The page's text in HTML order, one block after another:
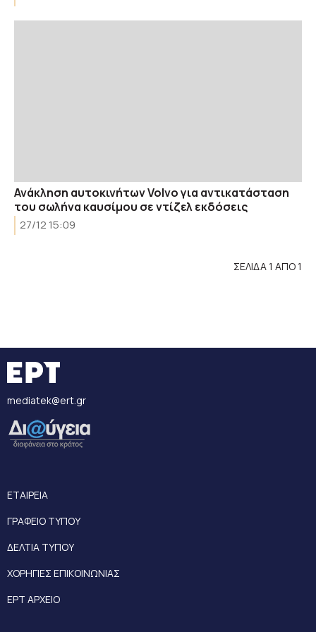
Ανάκληση αυτοκινήτων Volvo για αντικατάσταση
του σωλήνα καυσίμου σε ντίζελ εκδόσεις
27/12 15:09
ΣΕΛΙΔΑ 1 ΑΠΟ 1
mediatek@ert.gr
ΕΤΑΙΡΕΙΑ
ΓΡΑΦΕΙΟ ΤΥΠΟΥ
ΔΕΛΤΙΑ ΤΥΠΟΥ
ΧΟΡΗΓΙΕΣ ΕΠΙΚΟΙΝΩΝΙΑΣ
ΕΡΤ ΑΡΧΕΙΟ